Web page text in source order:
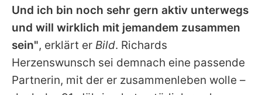
Und ich bin noch sehr gern aktiv unterwegs
und will wirklich mit jemandem zusammen
sein", erklärt er Bild. Richards
Herzenswunsch sei demnach eine passende
Partnerin, mit der er zusammenleben wolle –